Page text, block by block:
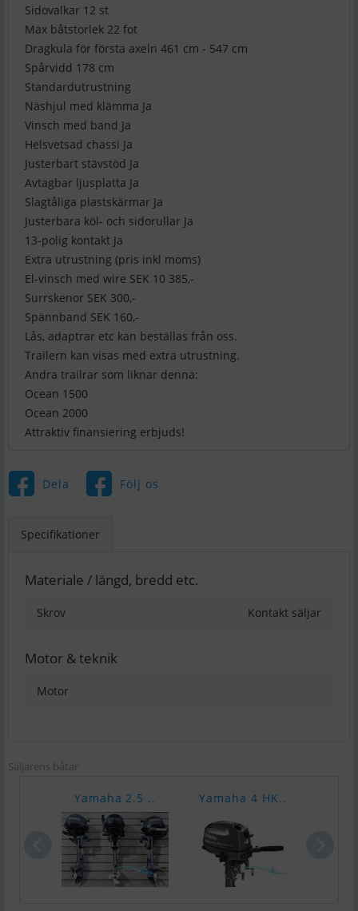
Sidovalkar 12 st
Max båtstorlek 22 fot
Dragkula för första axeln 461 cm - 547 cm
Spårvidd 178 cm
Standardutrustning
Näshjul med klämma Ja
Vinsch med band Ja
Helsvetsad chassi Ja
Justerbart stävstöd Ja
Avtagbar ljusplatta Ja
Slagtåliga plastskärmar Ja
Justerbara köl- och sidorullar Ja
13-polig kontakt Ja
Extra utrustning (pris inkl moms)
El-vinsch med wire SEK 10 385,-
Surrskenor SEK 300,-
Spännband SEK 160,-
Lås, adaptrar etc kan beställas från oss.
Trailern kan visas med extra utrustning.
Andra trailrar som liknar denna:
Ocean 1500
Ocean 2000
Attraktiv finansiering erbjuds!
Dela Följ os
Specifikationer
Materiale / längd, bredd etc.
Skrov Kontakt säljar
Motor & teknik
Motor
Säljarens båtar
Yamaha 2.5 .. Yamaha 4 HK..